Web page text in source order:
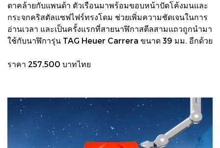
ตาคล้ายกับแพนด้า ตัวเรือนมาพร้อมขอบหน้าปัดโค้งมนและ
กระจกคริสตัลแซฟไฟร์ทรงโดม ช่วยเพิ่มความชัดเจนในการ
อ่านเวลา และเป็นครั้งแรกที่สายนาฬิกาสตีลสามแถวถูกนำมา
ใช้กับนาฬิการุ่น TAG Heuer Carrera ขนาด 39 มม. อีกด้วย
ราคา 257,500 บาทไทย